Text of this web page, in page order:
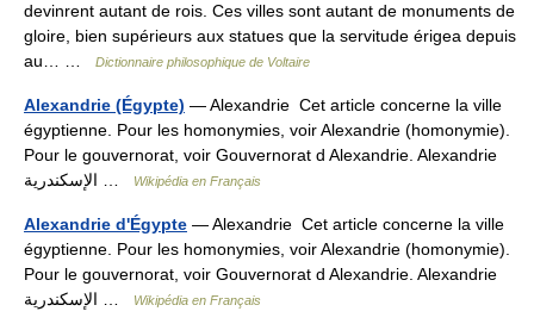
devinrent autant de rois. Ces villes sont autant de monuments de
gloire, bien supérieurs aux statues que la servitude érigea depuis
au… …
Dictionnaire philosophique de Voltaire
Alexandrie (Égypte) — Alexandrie Cet article concerne la ville
égyptienne. Pour les homonymies, voir Alexandrie (homonymie).
Pour le gouvernorat, voir Gouvernorat d Alexandrie. Alexandrie
Wikipédia en Français
Alexandrie d'Égypte — Alexandrie Cet article concerne la ville
égyptienne. Pour les homonymies, voir Alexandrie (homonymie).
Pour le gouvernorat, voir Gouvernorat d Alexandrie. Alexandrie
Wikipédia en Français